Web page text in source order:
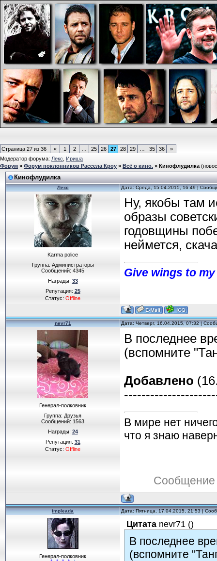
Страница 27 из 36 « 1 2 25 26 27 28 29 35 36
»
Модератор форума:Лекс,Ириша
Форум»Форум поклонников Рассела Кроу»Всё о кино.»Кинофлудилка
Кинофлудилка
Лекс Дата: Среда, 15.04.2015, 16:49 |
Karma police
Группа: Администраторы
Сообщений:4345
Награды:33
Репутация:25
Статус:Offline
Ну, якобы там
образы
годовщины
неймется,
Give wings to
nevr71 Дата: Четверг, 16.04.2015, 07:32 |
Генерал-полковник
Группа: Друзья
Сообщений:1563
Награды:24
Репутация:31
Статус:Offline
В последнее
(вспомните
Добавлено
В мире нет
что я знаю
Сообщение
impleada Дата: Пятница, 17.04.2015, 21:53 |
Генерал-полковник
Цитата nevr71()
В последнее
(вспомните